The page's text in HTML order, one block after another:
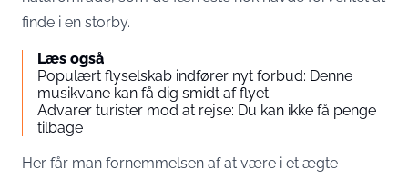
finde i en storby.
Læs også
Populært flyselskab indfører nyt forbud: Denne
musikvane kan få dig smidt af flyet
Advarer turister mod at rejse: Du kan ikke få penge
tilbage
Her får man fornemmelsen af at være i et ægte